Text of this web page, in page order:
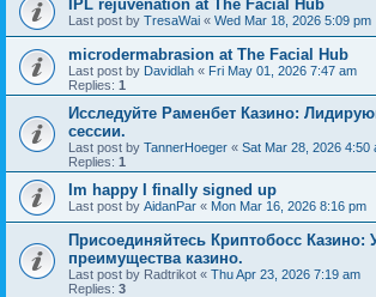
IPL rejuvenation at The Facial Hub
Last post by TresaWai « Wed Mar 18, 2026 5:09 pm
microdermabrasion at The Facial Hub
Last post by Davidlah « Fri May 01, 2026 7:47 am
Replies: 1
Исследуйте Раменбет Казино:
сессии.
Last post by TannerHoeger « Sat Mar 28, 2026 4:50
Replies: 1
Im happy I finally signed up
Last post by AidanPar « Mon Mar 16, 2026 8:16 pm
Присоединяйтесь Криптобосс Казино:
преимущества казино.
Last post by Radtrikot « Thu Apr 23, 2026 7:19 am
Replies: 3